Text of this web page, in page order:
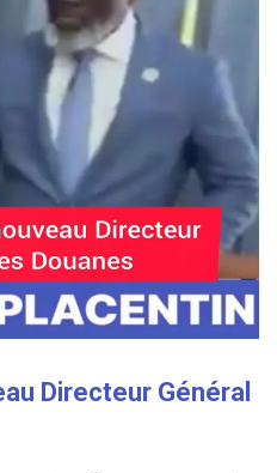
Directeur Général